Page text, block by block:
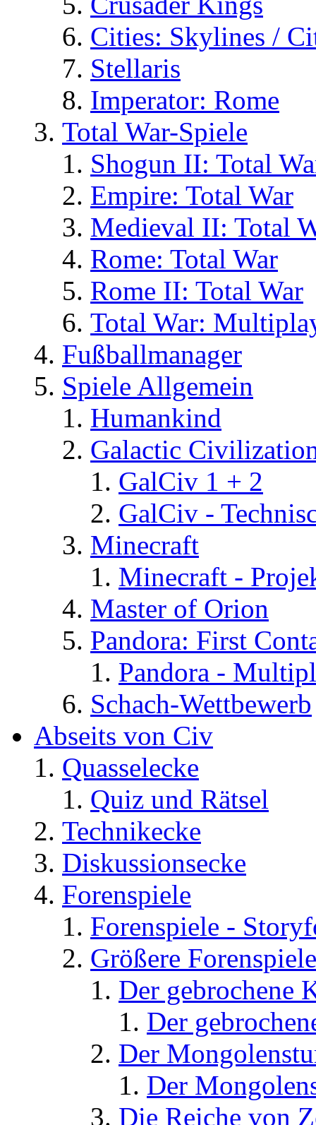
Cities: Skylines /
Stellaris
Imperator: Rome
Total War-Spiele
Shogun II: Total
Empire: Total War
Medieval II: Total
Rome: Total War
Rome II: Total War
Total War:
Fußballmanager
Spiele Allgemein
Humankind
Galactic
GalCiv 1 + 2
GalCiv -
Minecraft
Minecraft -
Master of Orion
Pandora: First
Pandora -
Schach-Wettbewerb
Abseits von Civ
Quasselecke
Quiz und Rätsel
Technikecke
Diskussionsecke
Forenspiele
Forenspiele -
Größere Forenspiele
Der gebrochene
Der
Der
Der
Die Reiche von